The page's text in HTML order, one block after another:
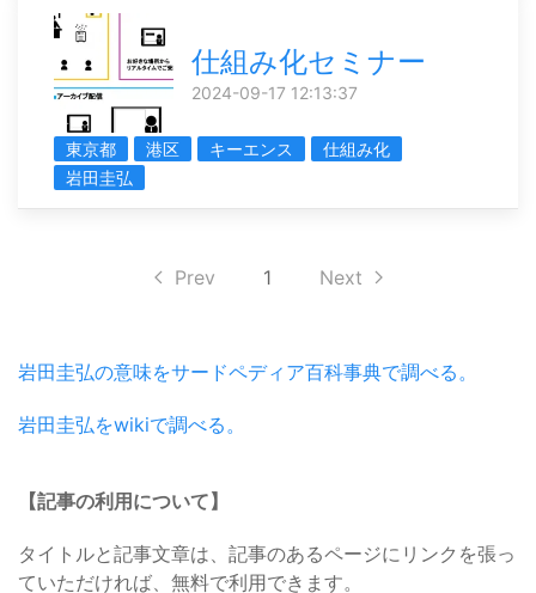
仕組み化セミナー
2024-09-17 12:13:37
東京都 港区 キーエンス
仕組み化
岩田圭弘
Prev 1 Next
岩田圭弘の意味をサードペディア百科事典で調べる。
岩田圭弘をwikiで調べる。
【記事の利用について】
タイトルと記事文章は、記事のあるページにリンクを張っ
ていただければ、無料で利用できます。